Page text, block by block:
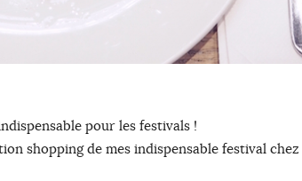
pour les festivals !
shopping de mes indispensable festival chez